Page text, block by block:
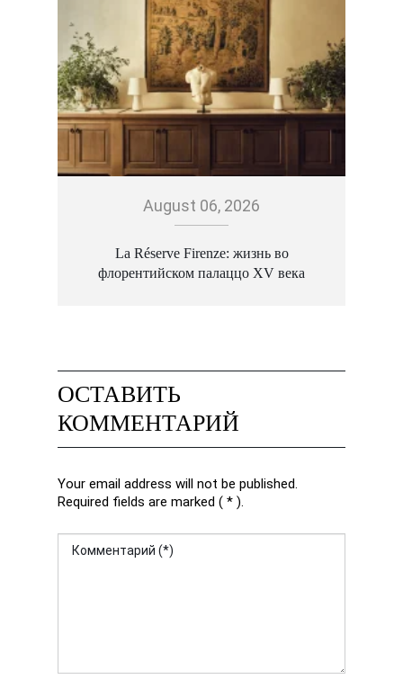
August 06, 2026
La Réserve Firenze: жизнь во
флорентийском палаццо XV века
ОСТАВИТЬ
КОММЕНТАРИЙ
Your email address will not be published.
Required fields are marked ( * ).